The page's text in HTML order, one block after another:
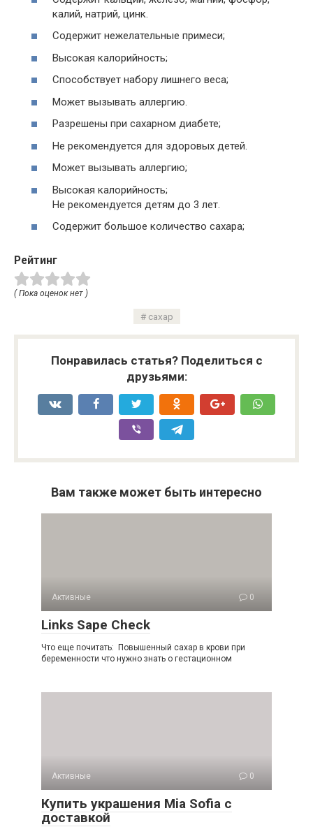
калий, натрий, цинк.
Содержит нежелательные примеси;
Высокая калорийность;
Способствует набору лишнего веса;
Может вызывать аллергию.
Разрешены при сахарном диабете;
Не рекомендуется для здоровых детей.
Может вызывать аллергию;
Высокая калорийность;
Не рекомендуется детям до 3 лет.
Содержит большое количество сахара;
Рейтинг
( Пока оценок нет )
сахар
Понравилась статья? Поделиться с
друзьями:
Вам также может быть интересно
Активные 0
Links Sape Check
Что еще почитать: Повышенный сахар в крови при
беременности что нужно знать о гестационном
Активные 0
Купить украшения Mia Sofia с
доставкой